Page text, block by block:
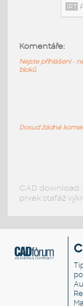
Komentáře:
Nejste přihlášeni -
bloků
Dosud žádné
CAD
prvek stafáž